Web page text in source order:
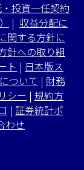
投資一任契約
| 収益分配に
関する方針に
針への取り組
ト | 日本版ス
ついて | 財務
シー | 規約方
| 証券統計ポ
わせ